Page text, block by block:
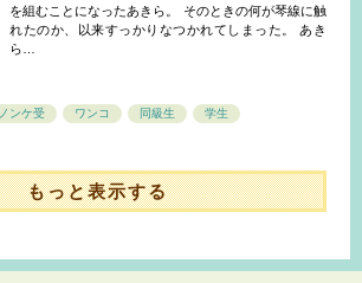
を組むことになったあきら。 そのときの何が琴線に触
れたのか、以来すっかりなつかれてしまった。 あき
ら…
ノンケ受 ワンコ 同級生 学生
もっと表示する